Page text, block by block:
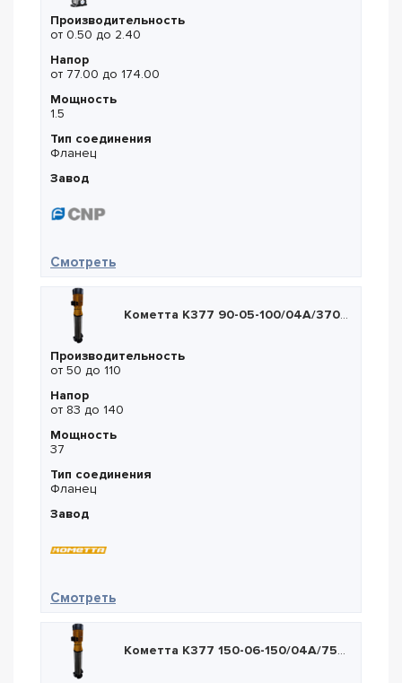
Производительность
от 0.50 до 2.40
Напор
от 77.00 до 174.00
Мощность
1.5
Тип соединения
Фланец
Завод
Смотреть— CNP CDM 1-30
Кометта К377 90-05-100/04А/370Т2
Производительность
от 50 до 110
Напор
от 83 до 140
Мощность
37
Тип соединения
Фланец
Завод
Смотреть— Кометта К377 90-05-100/04А/370Т2
Кометта К377 150-06-150/04А/750Т2